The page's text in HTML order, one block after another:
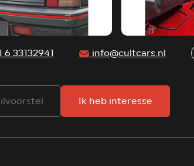
6 33132941 info@cultcars.nl
Ik heb interesse